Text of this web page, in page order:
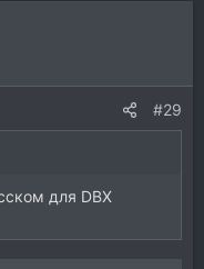
#29
для DBX